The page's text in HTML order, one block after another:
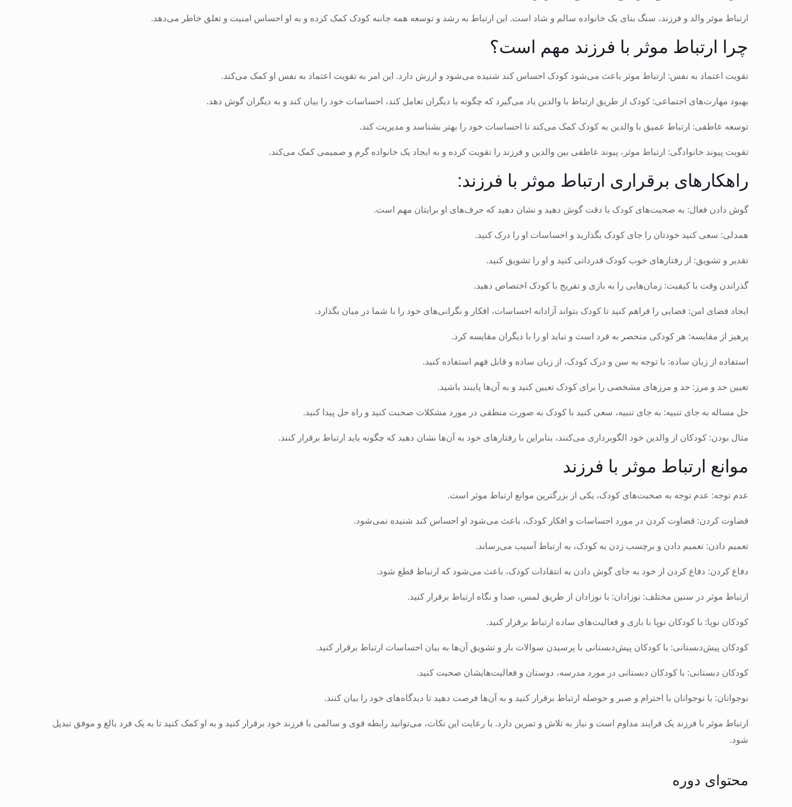
ارتباط موثر والد و فرزند، سنگ بنای یک خانواده سالم و شاد است. این ارتباط به رشد و توسعه همه جانبه کودک کمک کرده و به او احساس امنیت و تعلق خاطر می‌دهد.
چرا ارتباط موثر با فرزند مهم است؟
تقویت اعتماد به نفس: ارتباط موثر باعث می‌شود کودک احساس کند شنیده می‌شود و ارزش دارد. این امر به تقویت اعتماد به نفس او کمک می‌کند.
بهبود مهارت‌های اجتماعی: کودک از طریق ارتباط با والدین یاد می‌گیرد که چگونه با دیگران تعامل کند، احساسات خود را بیان کند و به دیگران گوش دهد.
توسعه عاطفی: ارتباط عمیق با والدین به کودک کمک می‌کند تا احساسات خود را بهتر بشناسد و مدیریت کند.
تقویت پیوند خانوادگی: ارتباط موثر، پیوند عاطفی بین والدین و فرزند را تقویت کرده و به ایجاد یک خانواده گرم و صمیمی کمک می‌کند.
راهکارهای برقراری ارتباط موثر با فرزند:
گوش دادن فعال: به صحبت‌های کودک با دقت گوش دهید و نشان دهید که حرف‌های او برایتان مهم است.
همدلی: سعی کنید خودتان را جای کودک بگذارید و احساسات او را درک کنید.
تقدیر و تشویق: از رفتارهای خوب کودک قدردانی کنید و او را تشویق کنید.
گذراندن وقت با کیفیت: زمان‌هایی را به بازی و تفریح با کودک اختصاص دهید.
ایجاد فضای امن: فضایی را فراهم کنید تا کودک بتواند آزادانه احساسات، افکار و نگرانی‌های خود را با شما در میان بگذارد.
پرهیز از مقایسه: هر کودکی منحصر به فرد است و نباید او را با دیگران مقایسه کرد.
استفاده از زبان ساده: با توجه به سن و درک کودک، از زبان ساده و قابل فهم استفاده کنید.
تعیین حد و مرز: حد و مرزهای مشخصی را برای کودک تعیین کنید و به آن‌ها پایبند باشید.
حل مساله به جای تنبیه: به جای تنبیه، سعی کنید با کودک به صورت منطقی در مورد مشکلات صحبت کنید و راه حل پیدا کنید.
مثال بودن: کودکان از والدین خود الگوبرداری می‌کنند، بنابراین با رفتارهای خود به آن‌ها نشان دهید که چگونه باید ارتباط برقرار کنند.
موانع ارتباط موثر با فرزند
عدم توجه: عدم توجه به صحبت‌های کودک، یکی از بزرگترین موانع ارتباط موثر است.
قضاوت کردن: قضاوت کردن در مورد احساسات و افکار کودک، باعث می‌شود او احساس کند شنیده نمی‌شود.
تعمیم دادن: تعمیم دادن و برچسب زدن به کودک، به ارتباط آسیب می‌رساند.
دفاع کردن: دفاع کردن از خود به جای گوش دادن به انتقادات کودک، باعث می‌شود که ارتباط قطع شود.
ارتباط موثر در سنین مختلف: نوزادان: با نوزادان از طریق لمس، صدا و نگاه ارتباط برقرار کنید.
کودکان نوپا: با کودکان نوپا با بازی و فعالیت‌های ساده ارتباط برقرار کنید.
کودکان پیش‌دبستانی: با کودکان پیش‌دبستانی با پرسیدن سوالات باز و تشویق آن‌ها به بیان احساسات ارتباط برقرار کنید.
کودکان دبستانی: با کودکان دبستانی در مورد مدرسه، دوستان و فعالیت‌هایشان صحبت کنید.
نوجوانان: با نوجوانان با احترام و صبر و حوصله ارتباط برقرار کنید و به آن‌ها فرصت دهید تا دیدگاه‌های خود را بیان کنند.
ارتباط موثر با فرزند یک فرایند مداوم است و نیاز به تلاش و تمرین دارد. با رعایت این نکات، می‌توانید رابطه قوی و سالمی با فرزند خود برقرار کنید و به او کمک کنید تا به یک فرد بالغ و موفق تبدیل
شود.
محتوای دوره